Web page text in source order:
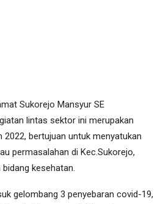
Sukorejo Mansyur SE
lintas sektor ini merupakan
2022, bertujuan untuk menyatukan
permasalahan di Kec.Sukorejo,
kesehatan.
gelombang 3 penyebaran covid-19,